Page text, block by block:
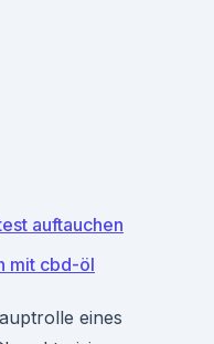
auftauchen
mit cbd-öl
eines